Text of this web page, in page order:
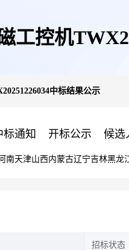
工控机
中标结果公示
标通知 开标公示 候选
南天津山西内蒙古辽宁吉林黑龙
招标状态